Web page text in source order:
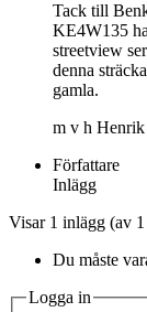
Tack till
KE4W135
streetview
denna
gamla.
m v h Henrik
Författare
Inlägg
Visar 1 inlägg (av
Du måste
Logga in